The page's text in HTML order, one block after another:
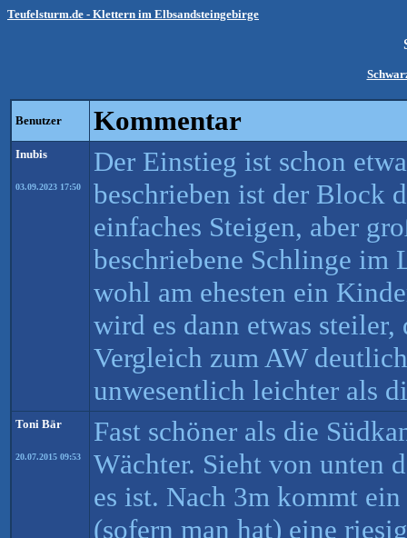
Teufelsturm.de - Klettern im Elbsandsteingebirge
Benutzer Kommentar
Inubis
03.09.2023 17:50
Der Einstieg ist schon
beschrieben ist der Block
einfaches Steigen, aber
beschriebene Schlinge
wohl am ehesten ein
wird es dann etwas
Vergleich zum AW
unwesentlich leichter als
Toni Bär
20.07.2015 09:53
Fast schöner als die
Wächter. Sieht von unten
es ist. Nach 3m kommt
(sofern man hat) eine